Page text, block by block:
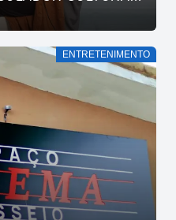
ENTRETENIMENTO